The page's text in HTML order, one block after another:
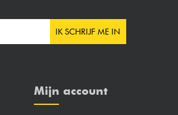
IK SCHRIJF ME IN
Mijn account